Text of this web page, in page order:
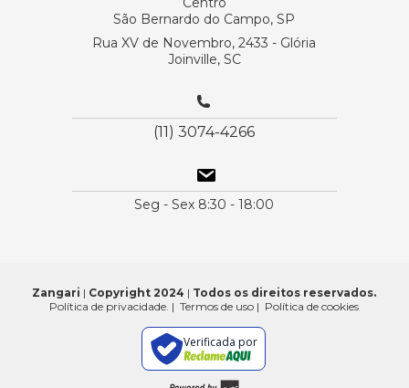
São Bernardo do Campo, SP
Rua XV de Novembro, 2433 - Glória
Joinville, SC
(11) 3074-4266
Seg - Sex 8:30 - 18:00
Zangari | Copyright 2024 | Todos os direitos reservados.
Política de privacidade. |Termos de uso | Política de cookies
Verificada por